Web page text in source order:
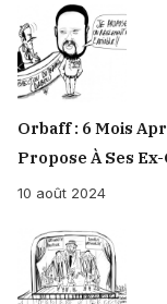
Orbaff : 6 Mois
Propose À Ses
10 août 2024